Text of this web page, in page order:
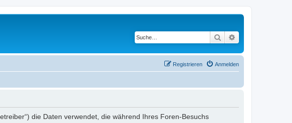
Suche
Anmelden
Registrieren
die Daten verwendet, die während Ihres Foren-Besuchs